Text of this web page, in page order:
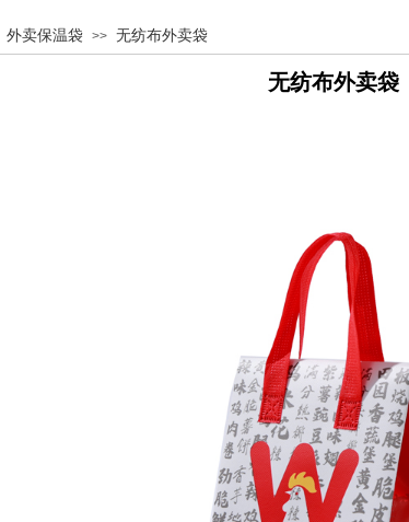
外卖保温袋 >> 无纺布外卖袋
无纺布外卖袋